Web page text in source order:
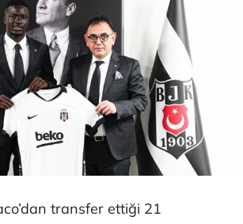
transfer ettiği 21